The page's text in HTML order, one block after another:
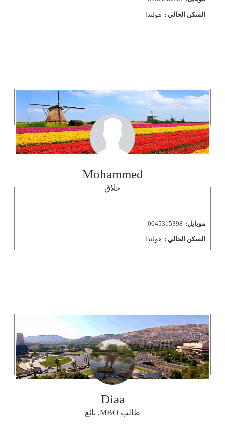
السكن الحالي : هولندا
Mohammed
حلاق
موبايل: 0645315398
السكن الحالي : هولندا
Diaa
طالب MBO, بائع